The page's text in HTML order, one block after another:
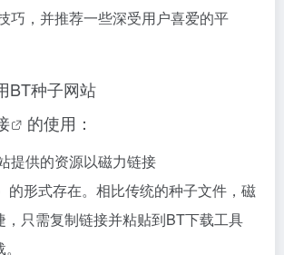
巧，并推荐一些深受用户喜爱的平
BT种子网站
的使用：
提供的资源以磁力链接
的形式存在。相比传统的种子文件， 磁
，只需复制链接并粘贴到BT下载工具